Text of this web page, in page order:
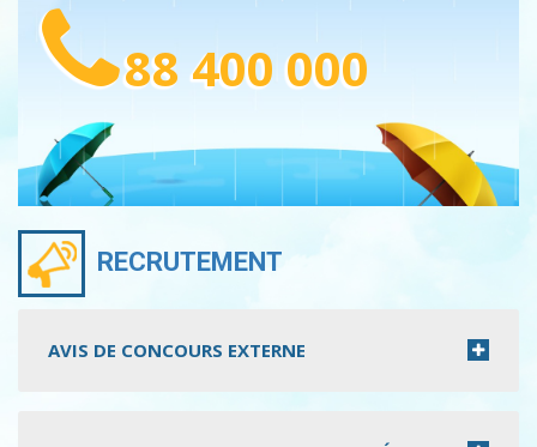
88 400 000
RECRUTEMENT
AVIS DE CONCOURS EXTERNE